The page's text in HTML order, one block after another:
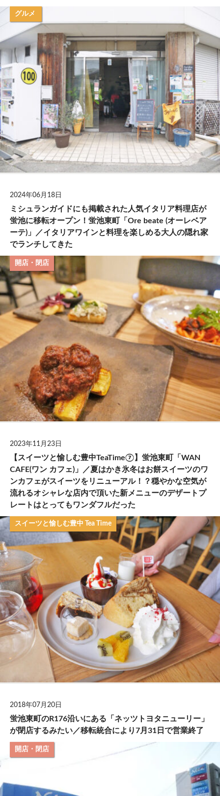
グルメ
2024年06月18日
ミシュランガイドにも掲載された人気イタリア料理店が
蛍池に移転オープン！蛍池東町「Ore beate (オーレベア
ーテ)」／イタリアワインと料理を楽しめる大人の隠れ家
でランチしてきた
開店・閉店
2023年11月23日
【スイーツと愉しむ豊中TeaTime⑦】蛍池東町「WAN
CAFE(ワン カフェ)」／夏はかき氷冬はお餅スイーツのワ
ンカフェがスイーツをリニューアル！？穏やかな空気が
流れるオシャレな店内で頂いた新メニューのデザートプ
レートはとってもワンダフルだった
スイーツと愉しむ豊中 Tea Time
2018年07月20日
蛍池東町のR176沿いにある「ネッツトヨタニューリー」
が閉店するみたい／移転統合により7月31日で営業終了
開店・閉店